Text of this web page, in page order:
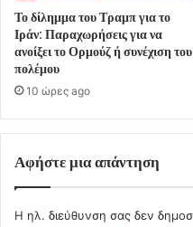
Το δίλημμα του Τραμπ για το
Ιράν: Παραχωρήσεις για να
ανοίξει το Ορμούζ ή συνέχιση του
πολέμου
10 ώρες ago
Αφήστε μια απάντηση
Η ηλ. διεύθυνση σας δεν